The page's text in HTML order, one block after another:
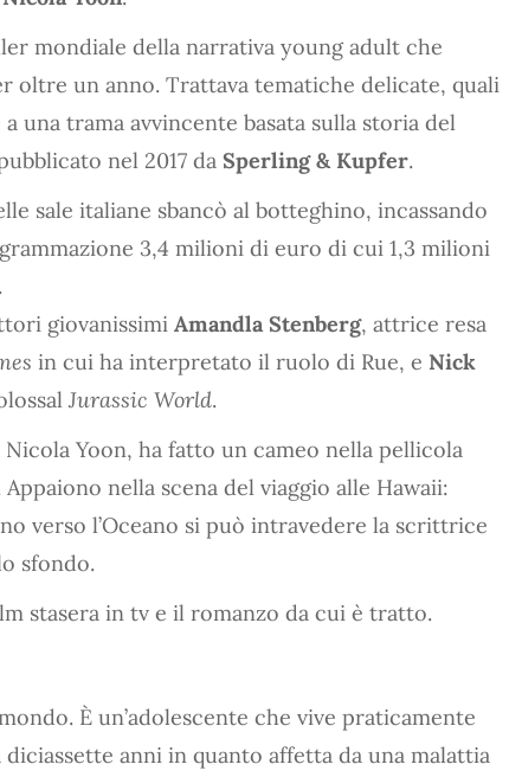
mondiale della narrativa young adult che
oltre un anno. Trattava tematiche delicate, quali
una trama avvincente basata sulla storia del
nel 2017 da Sperling & Kupfer.
sale italiane sbancò al botteghino, incassando
3,4 milioni di euro di cui 1,3 milioni
giovanissimi Amandla Stenberg, attrice resa
in cui ha interpretato il ruolo di Rue, e Nick
Jurassic World.
Yoon, ha fatto un cameo nella pellicola
nella scena del viaggio alle Hawaii:
verso l’Oceano si può intravedere la scrittrice
sfondo.
stasera in tv e il romanzo da cui è tratto.
È un’adolescente che vive praticamente
anni in quanto affetta da una malattia